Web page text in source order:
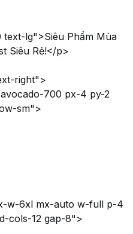
lg">Siêu Phẩm Mùa
Siêu Rẻ!</p>
right">
700 px-4 py-2
sm">
w-6xl mx-auto w-full p-4
cols-12 gap-8">